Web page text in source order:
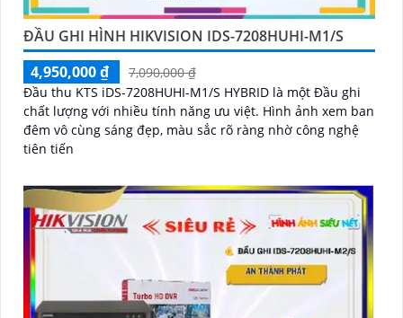
ĐẦU GHI HÌNH HIKVISION IDS-7208HUHI-M1/S
4,950,000 ₫
7,090,000 ₫
Đầu thu KTS iDS-7208HUHI-M1/S HYBRID là một Đầu ghi
chất lượng với nhiều tính năng ưu việt. Hình ảnh xem ban
đêm vô cùng sáng đẹp, màu sắc rõ ràng nhờ công nghệ
tiên tiến